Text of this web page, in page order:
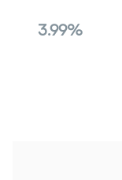
3.99%